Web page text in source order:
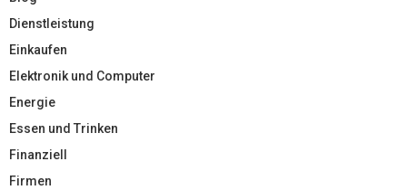
Dienstleistung
Einkaufen
Elektronik und Computer
Energie
Essen und Trinken
Finanziell
Firmen